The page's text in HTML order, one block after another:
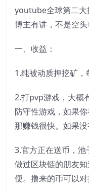
youtube全球第二大
博主有讲，不是空头
一、收益：
1.纯被动质押挖矿，
2.打pvp游戏，大概
防守性游戏，如果
那赚钱很快。如果没
3.官方正在送币，池
做过区块链的朋友
便。撸来的币可以对